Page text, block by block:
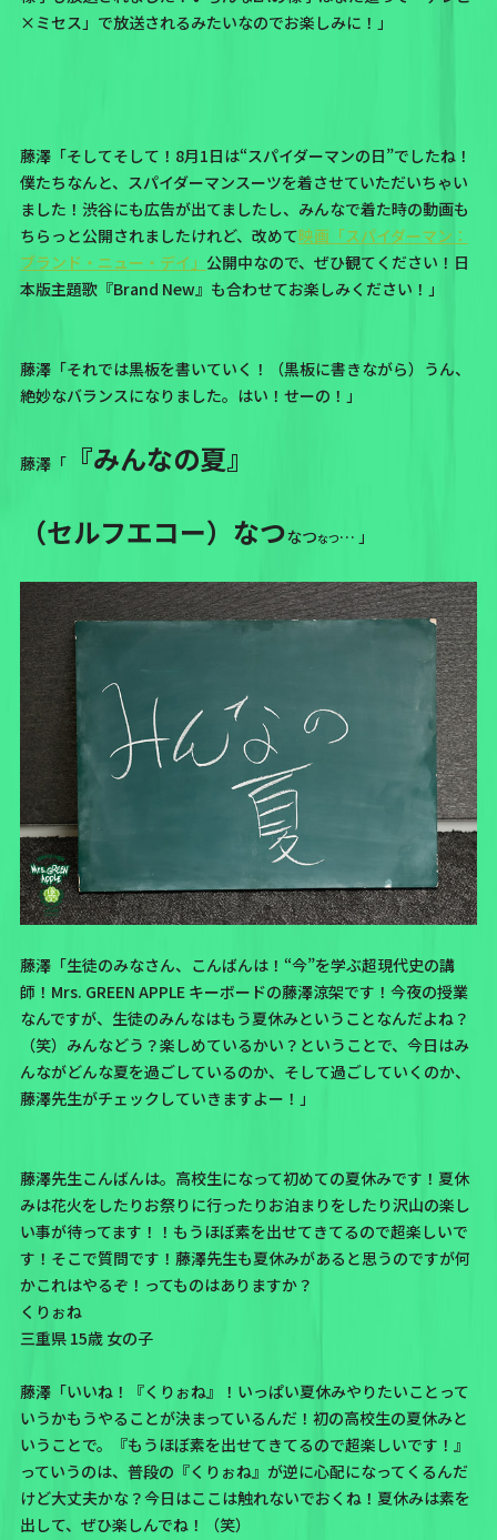
×ミセス」で放送されるみたいなのでお楽しみに！」
藤澤「そしてそして！8月1日は“スパイダーマンの日”でしたね！
僕たちなんと、スパイダーマンスーツを着させていただいちゃい
ました！渋谷にも広告が出てましたし、みんなで着た時の動画も
ちらっと公開されましたけれど、改めて映画「スパイダーマン：
ブランド・ニュー・デイ」 公開中なので、ぜひ観てください！日
本版主題歌『Brand New』も合わせてお楽しみください！」
藤澤「それでは黒板を書いていく！（黒板に書きながら）うん、
絶妙なバランスになりました。はい！せーの！」
藤澤「『みんなの夏』
（セルフエコー）なつなつなつ… 」
藤澤「生徒のみなさん、こんばんは！“今”を学ぶ超現代史の講
師！Mrs. GREEN APPLE キーボードの藤澤涼架です！今夜の授業
なんですが、生徒のみんなはもう夏休みということなんだよね？
（笑）みんなどう？楽しめているかい？ということで、今日はみ
んながどんな夏を過ごしているのか、そして過ごしていくのか、
藤澤先生がチェックしていきますよー！」
藤澤先生こんばんは。高校生になって初めての夏休みです！夏休
みは花火をしたりお祭りに行ったりお泊まりをしたり沢山の楽し
い事が待ってます！！もうほぼ素を出せてきてるので超楽しいで
す！そこで質問です！藤澤先生も夏休みがあると思うのですが何
かこれはやるぞ！ってものはありますか？
くりぉね
三重県 15歳 女の子
藤澤「いいね！『くりぉね』！いっぱい夏休みやりたいことって
いうかもうやることが決まっているんだ！初の高校生の夏休みと
いうことで。『もうほぼ素を出せてきてるので超楽しいです！』
っていうのは、普段の『くりぉね』が逆に心配になってくるんだ
けど大丈夫かな？今日はここは触れないでおくね！夏休みは素を
出して、ぜひ楽しんでね！（笑）